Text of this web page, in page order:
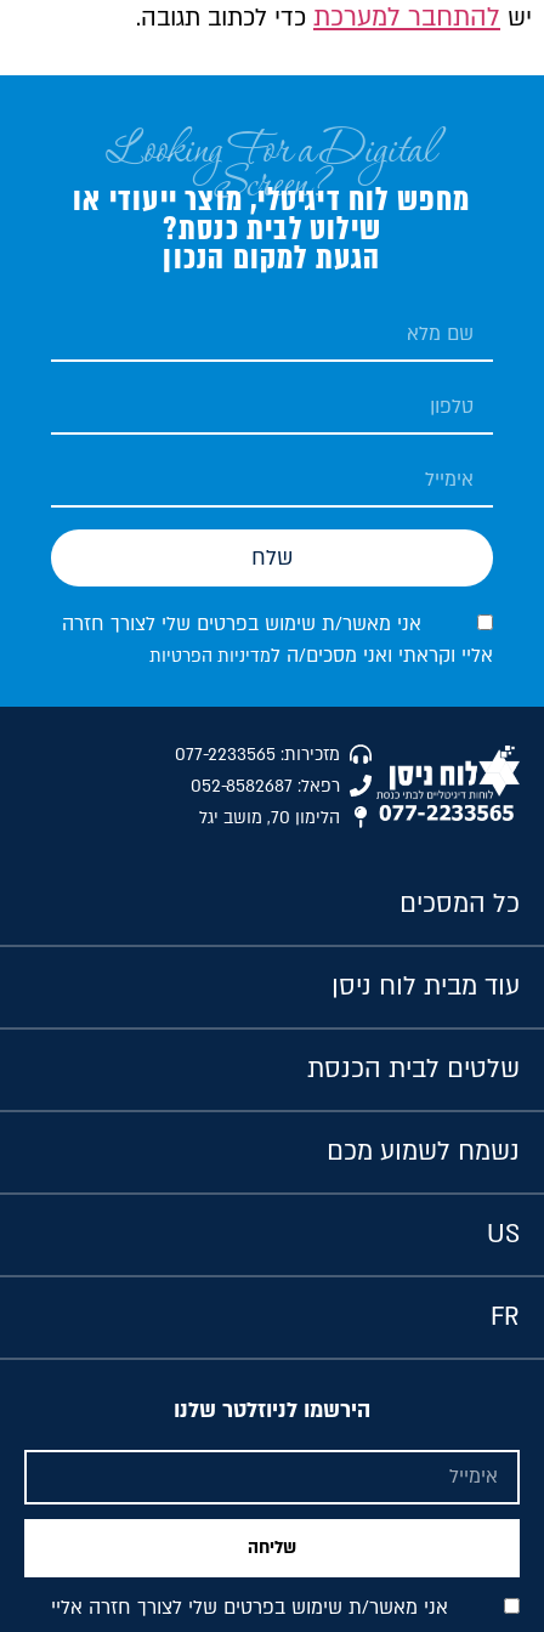
יש להתחבר למערכת כדי לכתוב תגובה.
Looking For a Digital
Screen?
מחפש לוח דיגיטלי, מוצר ייעודי או
שילוט לבית כנסת?
הגעת למקום הנכון
אני מאשר/ת שימוש בפרטים שלי לצורך חזרה
אליי וקראתי ואני מסכים/ה למדיניות הפרטיות
שלח
מזכירות: 077-2233565
רפאל: 052-8582687
הלימון 70, מושב יגל
כל המסכים
עוד מבית לוח ניסן
שלטים לבית הכנסת
נשמח לשמוע מכם
US
FR
הירשמו לניוזלטר שלנו
אני מאשר/ת שימוש בפרטים שלי לצורך חזרה אליי
שליחה